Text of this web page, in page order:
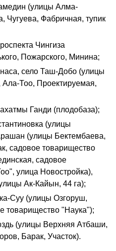
(улицы Алма-
Чугуева, Фабричная, тупик
Чингиза
Пожарского, Минина;
село Таш-Добо (улицы
Тоо, Проектируемая,
Ганди (плодобаза);
(улицы
(улицы Бектембаева,
садовое товарищество
садовое
улица Новостройка),
Ак-Кайын, 44 га);
Суу (улицы Озгоруш,
товарищество "Наука");
(улицы Верхняя Атбаши,
Барак, Участок).